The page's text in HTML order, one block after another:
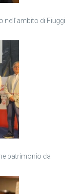
nell’ambito di Fiuggi
patrimonio da